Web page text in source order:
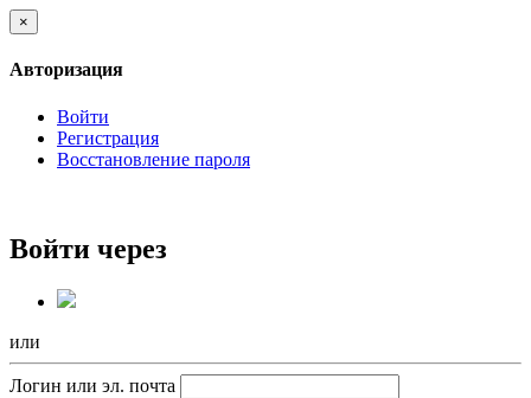
×
Авторизация
Войти
Регистрация
Восстановление пароля
Войти через
или
Логин или эл. почта